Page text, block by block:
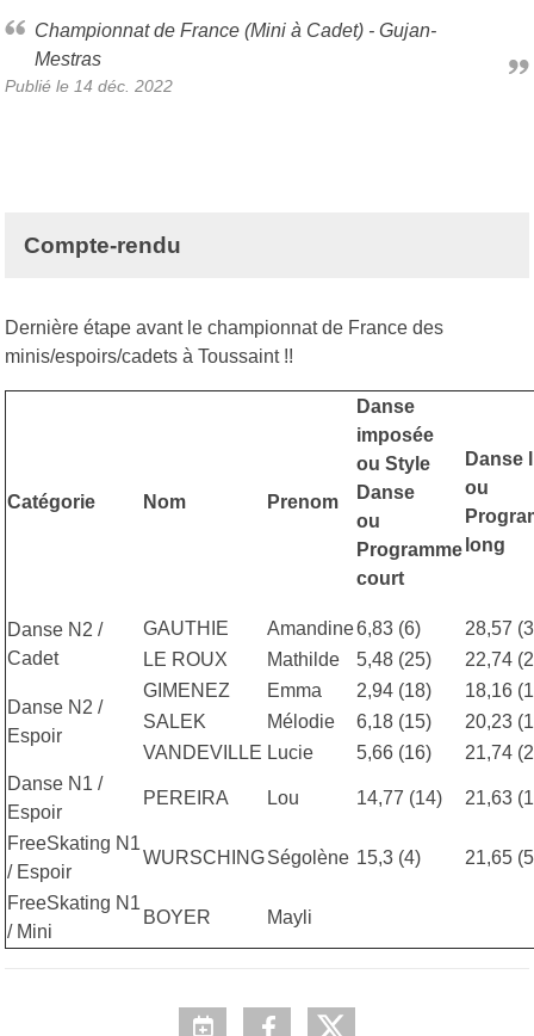
Championnat de France (Mini à Cadet) - Gujan-
Mestras
Publié le 14 déc. 2022
Compte-rendu
Dernière étape avant le championnat de France des
minis/espoirs/cadets à Toussaint !!
Catégorie Nom Prenom
Danse
imposée
ou Style
Danse
ou
Programme
court
Danse
ou
long
Danse N2 /
Cadet
GAUTHIE Amandine6,83 (6)
28,57
LE ROUX
Mathilde 5,48 (25) 22,74
Danse N2 /
Espoir
GIMENEZ Emma 2,94 (18)
18,16
SALEK
Mélodie 6,18 (15)
20,23
VANDEVILLE Lucie 5,66 (16)
21,74
Danse N1 /
Espoir
PEREIRA Lou 14,77 (14) 21,63
FreeSkating N1
/ Espoir
WURSCHINGSégolène 15,3 (4) 21,65
FreeSkating N1
/ Mini
BOYER Mayli